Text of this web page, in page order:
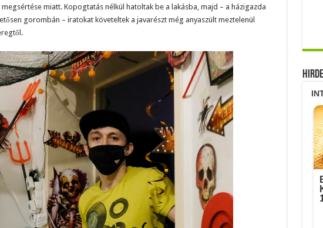
miatt. Kopogtatás nélkül hatoltak be a lakásba, majd – a házigazda
gorombán – iratokat követeltek a javarészt még anyaszült meztelenül